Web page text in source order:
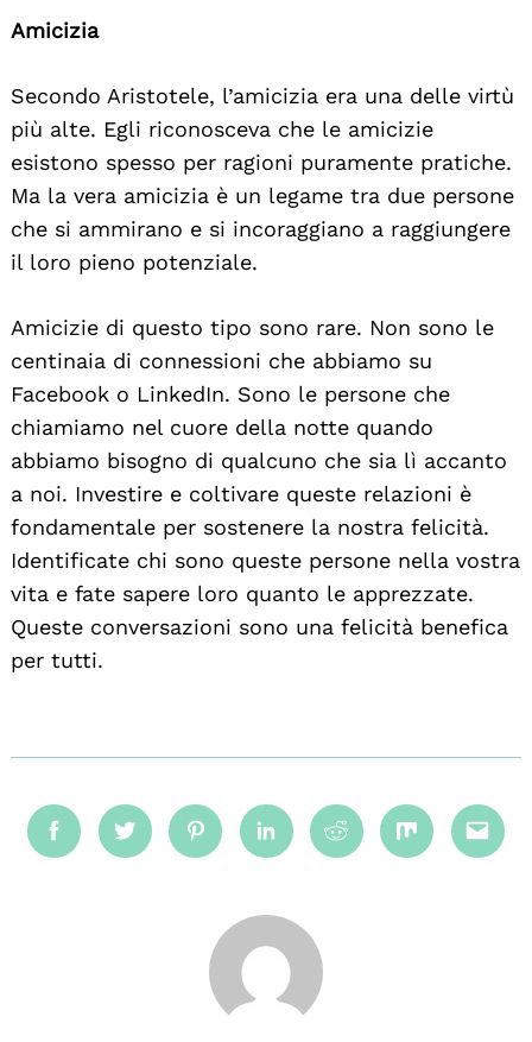
Amicizia
Secondo Aristotele, l’amicizia era una delle virtù
più alte. Egli riconosceva che le amicizie
esistono spesso per ragioni puramente pratiche.
Ma la vera amicizia è un legame tra due persone
che si ammirano e si incoraggiano a raggiungere
il loro pieno potenziale.
Amicizie di questo tipo sono rare. Non sono le
centinaia di connessioni che abbiamo su
Facebook o LinkedIn. Sono le persone che
chiamiamo nel cuore della notte quando
abbiamo bisogno di qualcuno che sia lì accanto
a noi. Investire e coltivare queste relazioni è
fondamentale per sostenere la nostra felicità.
Identificate chi sono queste persone nella vostra
vita e fate sapere loro quanto le apprezzate.
Queste conversazioni sono una felicità benefica
per tutti.
FacebookTwitter PinterestLinkedinRedditMix